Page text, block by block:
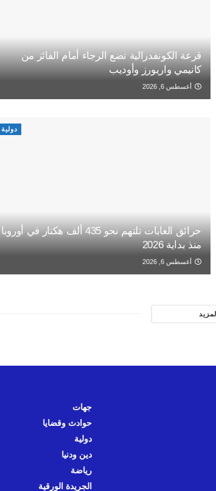
قرعة الكونفدرالية تضع الرجاء أمام الفائز من
كانيمي واريورز وأوديب
أغسطس 6, 2026
دولية
حرائق الغابات تلتهم نحو 435 ألف هكتار في أوروبا
منذ بداية 2026
أغسطس 6, 2026
جهات
حوادث وقضايا
دولية
دين ودنيا
رياضة
الجريدة الورقية